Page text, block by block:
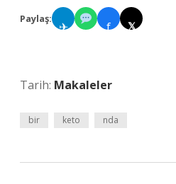
Paylaş:
✈ f 𝕏
Tarih: Makaleler
bir keto nda